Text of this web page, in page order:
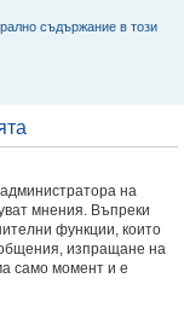
съдържание в този
на
мнения. Въпреки
функции, които
изпращане на
само момент и е